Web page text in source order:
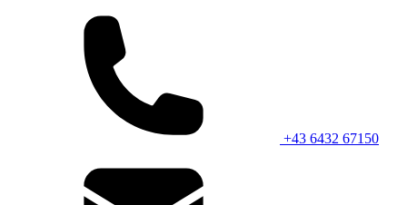
+43 6432 67150